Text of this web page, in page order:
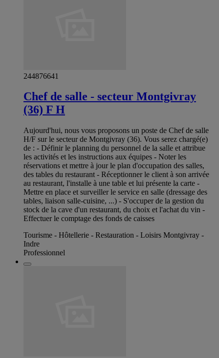
244876641
Chef de salle - secteur Montgivray
(36) F H
Aujourd'hui, nous vous proposons un poste de Chef de salle
H/F sur le secteur de Montgivray (36). Vous serez chargé(e)
de : - Définir le planning du personnel de la salle et attribue
les activités et les instructions aux équipes - Noter les
réservations et mettre à jour le plan d'occupation des salles,
des tables du restaurant - Réceptionner le client à son arrivée
au restaurant, l'installe à une table et lui présente la carte -
Mettre en place et surveiller le service en salle (dressage des
tables, liaison salle-cuisine, ...) - S'occuper de la gestion du
stock de la cave d'un restaurant, du choix et l'achat du vin -
Effectuer le comptage des fonds de caisses
Tourisme - Hôtellerie - Restauration - Loisirs Montgivray -
Indre
Professionnel